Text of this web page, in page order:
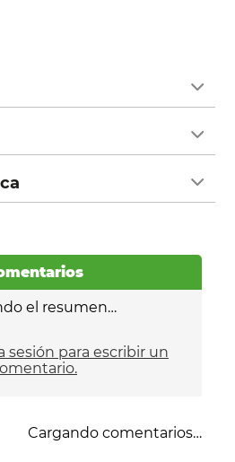
el resumen…
sesión para escribir un
Cargando comentarios…